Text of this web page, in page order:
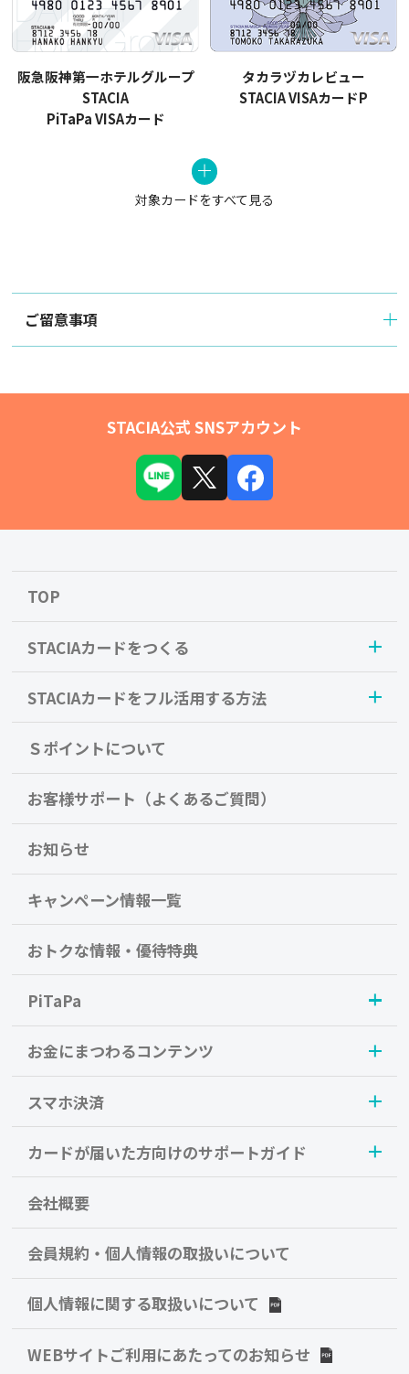
阪急阪神第一ホテルグループ
STACIA
PiTaPa VISAカード
タカラヅカレビュー
STACIA VISAカードP
対象カードをすべて見る
ご留意事項
STACIA公式 SNSアカウント
TOP
STACIAカードをつくる
STACIAカードをフル活用する方法
Ｓポイントについて
お客様サポート（よくあるご質問）
お知らせ
キャンペーン情報一覧
おトクな情報・優待特典
PiTaPa
お金にまつわるコンテンツ
スマホ決済
カードが届いた方向けのサポートガイド
会社概要
会員規約・個人情報の取扱いについて
個人情報に関する取扱いについて
WEBサイトご利用にあたってのお知らせ